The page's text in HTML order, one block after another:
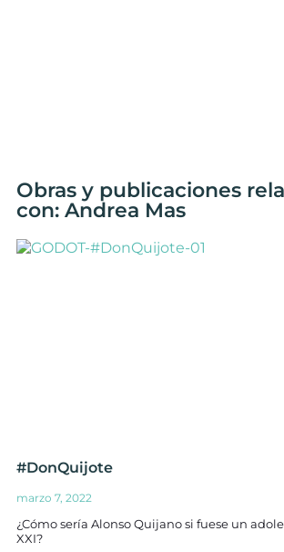
Obras y publicaciones
con: Andrea Mas
#DonQuijote
marzo 7, 2022
¿Cómo sería Alonso Quijano si fuese un
XXI?